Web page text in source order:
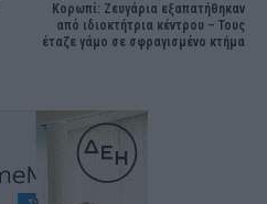
Κορωπί: Ζευγάρια εξαπατήθηκαν
από ιδιοκτήτρια κέντρου – Τους
έταζε γάμο σε σφραγισμένο κτήμα